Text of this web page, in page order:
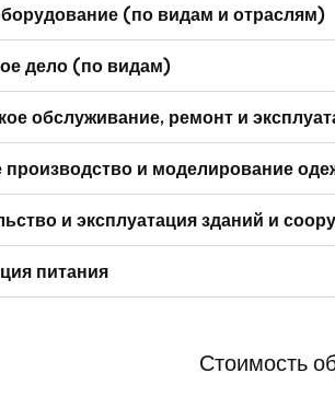
(по видам и отраслям)
дело (по видам)
обслуживание, ремонт и
и моделирование
и эксплуатация зданий и
питания
Стоимость